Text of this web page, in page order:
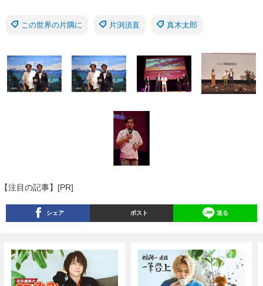
この世界の片隅に 片渕須直 真木太郎
【注目の記事】[PR]
シェア ポスト 送る